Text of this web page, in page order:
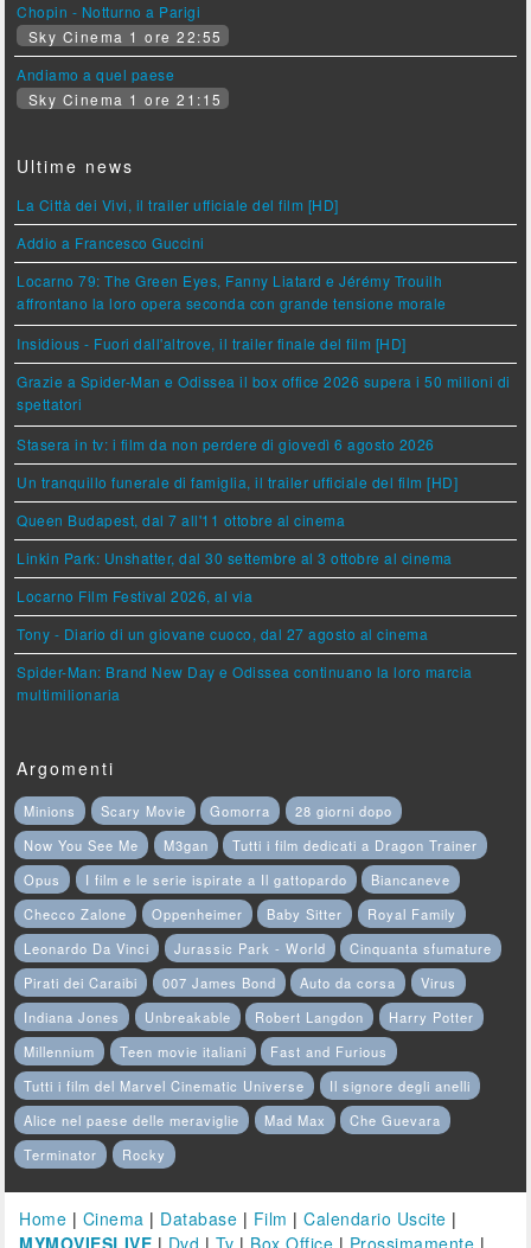
Chopin - Notturno a Parigi
Sky Cinema 1 ore 22:55
Andiamo a quel paese
Sky Cinema 1 ore 21:15
Ultime news
La Città dei Vivi, il trailer ufficiale del film [HD]
Addio a Francesco Guccini
Locarno 79: The Green Eyes, Fanny Liatard e Jérémy Trouilh
affrontano la loro opera seconda con grande tensione morale
Insidious - Fuori dall'altrove, il trailer finale del film [HD]
Grazie a Spider-Man e Odissea il box office 2026 supera i 50 milioni di
spettatori
Stasera in tv: i film da non perdere di giovedì 6 agosto 2026
Un tranquillo funerale di famiglia, il trailer ufficiale del film [HD]
Queen Budapest, dal 7 all'11 ottobre al cinema
Linkin Park: Unshatter, dal 30 settembre al 3 ottobre al cinema
Locarno Film Festival 2026, al via
Tony - Diario di un giovane cuoco, dal 27 agosto al cinema
Spider-Man: Brand New Day e Odissea continuano la loro marcia
multimilionaria
Argomenti
Minions Scary Movie Gomorra
28 giorni dopo
Now You See Me
M3gan
Tutti i film dedicati a Dragon Trainer
Opus
I film e le serie ispirate a Il gattopardo
Biancaneve
Checco Zalone
Oppenheimer Baby Sitter
Royal Family
Leonardo Da Vinci
Jurassic Park - World
Cinquanta sfumature
Pirati dei Caraibi
007 James Bond Auto da corsa
Virus
Indiana Jones
Unbreakable Robert Langdon
Harry Potter
Millennium
Teen movie italiani
Fast and Furious
Tutti i film del Marvel Cinematic Universe
Il signore degli anelli
Alice nel paese delle meraviglie
Mad Max
Che Guevara
Terminator
Rocky
Home | Cinema | Database | Film |Calendario Uscite |
MYMOVIESLIVE | Dvd | Tv | Box Office | Prossimamente |